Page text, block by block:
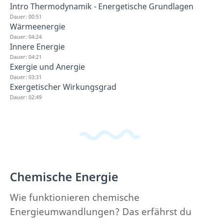
Intro Thermodynamik - Energetische Grundlagen
Dauer: 00:51
Wärmeenergie
Dauer: 04:24
Innere Energie
Dauer: 04:21
Exergie und Anergie
Dauer: 03:31
Exergetischer Wirkungsgrad
Dauer: 02:49
Chemische Energie
Wie funktionieren chemische
Energieumwandlungen? Das erfährst du